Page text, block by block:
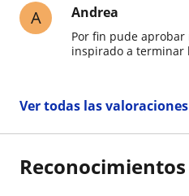
A Andrea
Por fin pude aprobar
inspirado a terminar
Ver todas las valoraciones
Reconocimientos